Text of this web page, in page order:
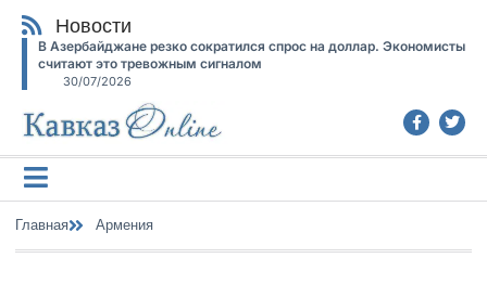
Новости
В Азербайджане резко сократился спрос на доллар. Экономисты
считают это тревожным сигналом
30/07/2026
Главная Армения